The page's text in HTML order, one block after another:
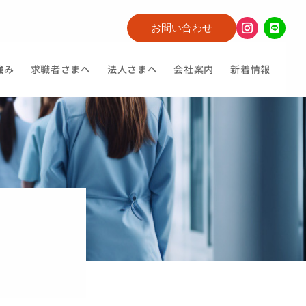
お問い合わせ
み 求職者さまへ 法人さまへ 会社案内 新着情報